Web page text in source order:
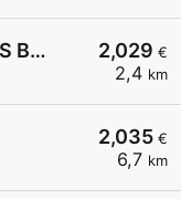
2,029 €
2,4 km
ESSO EXPRESS LES CLAYES SS BOIS LA VIGNERAIE
2,035 €
6,7 km